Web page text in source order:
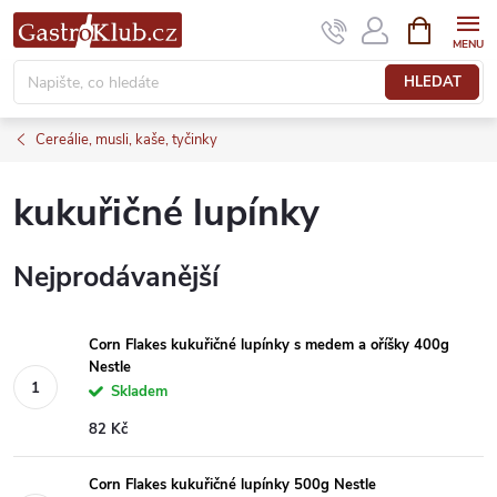
Přejít
na
obsah
HLEDAT
NÁKUPNÍ
KOŠÍK
Cereálie, musli, kaše, tyčinky
kukuřičné lupínky
Nejprodávanější
Corn Flakes kukuřičné lupínky s medem a oříšky 400g
Nestle
Skladem
82 Kč
Corn Flakes kukuřičné lupínky 500g Nestle